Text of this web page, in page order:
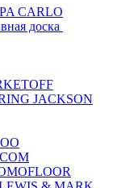
CARLO
доска
JACKSON